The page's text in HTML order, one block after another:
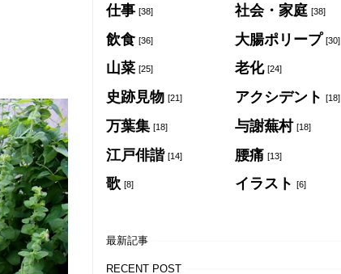
仕事 [38] 社会・家庭 [38]
飲食 [36] 大腸ポリープ [30]
山菜 [25] 老化 [24]
史跡見物 [21] アクシデント [18]
万葉集 [18] 与謝蕪村 [18]
江戸俳諧 [14] 腰痛 [13]
歌 [8] イラスト [6]
最新記事
RECENT POST